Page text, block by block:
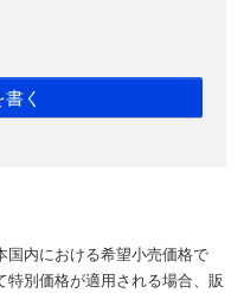
く
国内における希望小売価格で
別価格が適用される場合、販